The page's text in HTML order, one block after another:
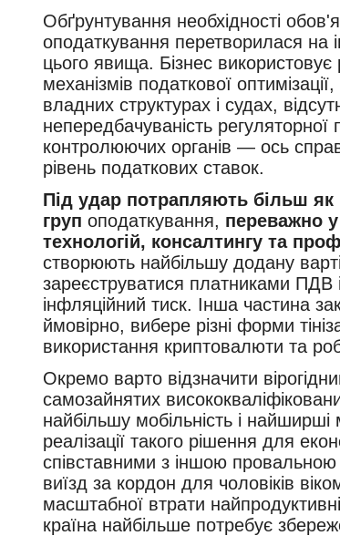
Обґрунтування необхідності
оподаткування перетворилася на
цього явища. Бізнес використовує
механізмів податкової
владних структурах і судах,
непередбачуваність
контролюючих органів — ось
рівень податкових ставок.
Під удар потрапляють більш як
груп оподаткування, переважно у
технологій, консалтингу та
створюють найбільшу додану
зареєструватися платниками ПДВ
інфляційний тиск. Інша частина
ймовірно, вибере різні форми
використання криптовалюти та
Окремо варто відзначити
самозайнятих
найбільшу мобільність і найширші
реалізації такого рішення для
співставними з іншою
виїзд за кордон для чоловіків
масштабної втрати
країна найбільше потребує